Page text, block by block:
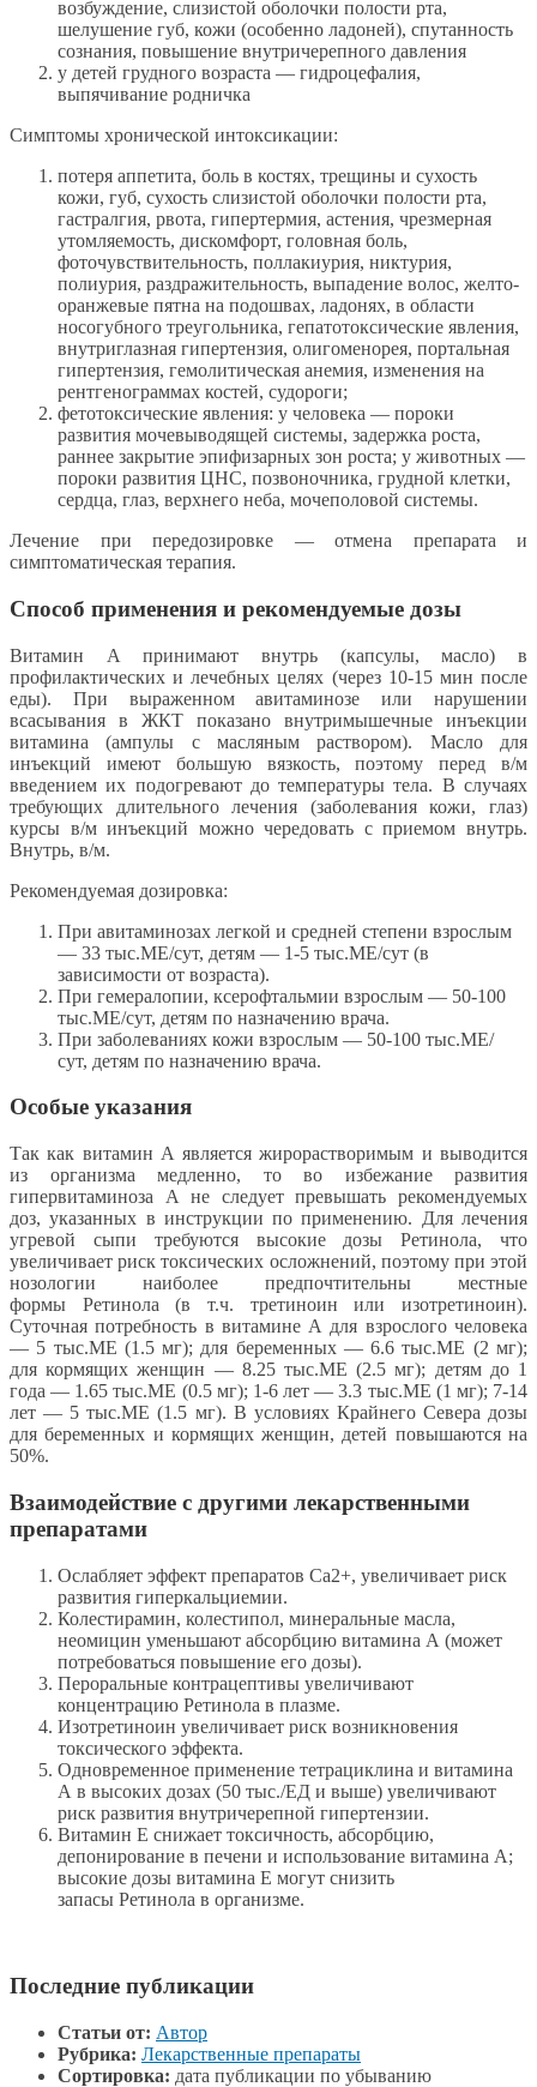
возбуждение, слизистой оболочки полости рта,
шелушение губ, кожи (особенно ладоней), спутанность
сознания, повышение внутричерепного давления
у детей грудного возраста — гидроцефалия,
выпячивание родничка
Симптомы хронической интоксикации:
потеря аппетита, боль в костях, трещины и сухость
кожи, губ, сухость слизистой оболочки полости рта,
гастралгия, рвота, гипертермия, астения, чрезмерная
утомляемость, дискомфорт, головная боль,
фоточувствительность, поллакиурия, никтурия,
полиурия, раздражительность, выпадение волос, желто-
оранжевые пятна на подошвах, ладонях, в области
носогубного треугольника, гепатотоксические явления,
внутриглазная гипертензия, олигоменорея, портальная
гипертензия, гемолитическая анемия, изменения на
рентгенограммах костей, судороги;
фетотоксические явления: у человека — пороки
развития мочевыводящей системы, задержка роста,
раннее закрытие эпифизарных зон роста; у животных —
пороки развития ЦНС, позвоночника, грудной клетки,
сердца, глаз, верхнего неба, мочеполовой системы.
Лечение при передозировке — отмена препарата и
симптоматическая терапия.
Способ применения и рекомендуемые дозы
Витамин А принимают внутрь (капсулы, масло) в
профилактических и лечебных целях (через 10-15 мин после
еды). При выраженном авитаминозе или нарушении
всасывания в ЖКТ показано внутримышечные инъекции
витамина (ампулы с масляным раствором). Масло для
инъекций имеют большую вязкость, поэтому перед в/м
введением их подогревают до температуры тела. В случаях
требующих длительного лечения (заболевания кожи, глаз)
курсы в/м инъекций можно чередовать с приемом внутрь.
Внутрь, в/м.
Рекомендуемая дозировка:
При авитаминозах легкой и средней степени взрослым
— 33 тыс.МЕ/сут, детям — 1-5 тыс.МЕ/сут (в
зависимости от возраста).
При гемералопии, ксерофтальмии взрослым — 50-100
тыс.МЕ/сут, детям по назначению врача.
При заболеваниях кожи взрослым — 50-100 тыс.МЕ/
сут, детям по назначению врача.
Особые указания
Так как витамин А является жирорастворимым и выводится
из организма медленно, то во избежание развития
гипервитаминоза А не следует превышать рекомендуемых
доз, указанных в инструкции по применению. Для лечения
угревой сыпи требуются высокие дозы Ретинола, что
увеличивает риск токсических осложнений, поэтому при этой
нозологии наиболее предпочтительны местные
формы Ретинола (в т.ч. третиноин или изотретиноин).
Суточная потребность в витамине А для взрослого человека
— 5 тыс.МЕ (1.5 мг); для беременных — 6.6 тыс.МЕ (2 мг);
для кормящих женщин — 8.25 тыс.МЕ (2.5 мг); детям до 1
года — 1.65 тыс.МЕ (0.5 мг); 1-6 лет — 3.3 тыс.МЕ (1 мг); 7-14
лет — 5 тыс.МЕ (1.5 мг). В условиях Крайнего Севера дозы
для беременных и кормящих женщин, детей повышаются на
50%.
Взаимодействие с другими лекарственными
препаратами
Ослабляет эффект препаратов Ca2+, увеличивает риск
развития гиперкальциемии.
Колестирамин, колестипол, минеральные масла,
неомицин уменьшают абсорбцию витамина А (может
потребоваться повышение его дозы).
Пероральные контрацептивы увеличивают
концентрацию Ретинола в плазме.
Изотретиноин увеличивает риск возникновения
токсического эффекта.
Одновременное применение тетрациклина и витамина
А в высоких дозах (50 тыс./ЕД и выше) увеличивают
риск развития внутричерепной гипертензии.
Витамин Е снижает токсичность, абсорбцию,
депонирование в печени и использование витамина А;
высокие дозы витамина Е могут снизить
запасы Ретинола в организме.
Последние публикации
Статьи от: Автор
Рубрика: Лекарственные препараты
Сортировка: дата публикации по убыванию